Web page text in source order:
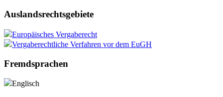
Auslandsrechtsgebiete
Europäisches Vergaberecht
Vergaberechtliche Verfahren vor dem EuGH
Fremdsprachen
Englisch